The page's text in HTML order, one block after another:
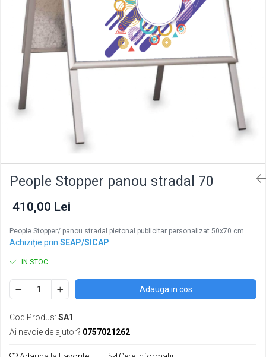
People Stopper panou stradal 70
410,00 Lei
People Stopper/ panou stradal pietonal publicitar personalizat 50x70 cm
Achiziție prin SEAP/SICAP
IN STOC
Adauga in cos
Cod Produs: SA1
Ai nevoie de ajutor? 0757021262